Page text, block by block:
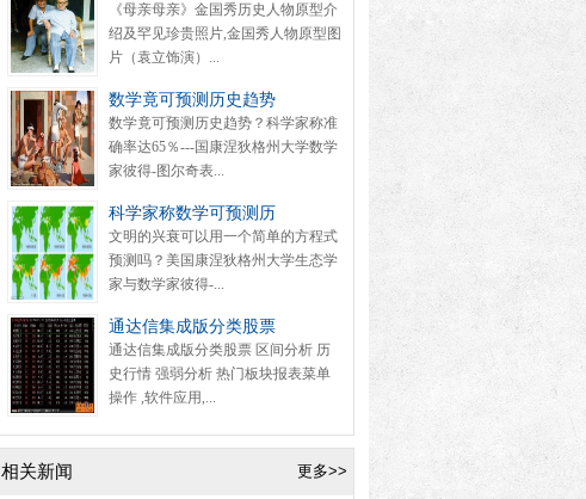
《母亲母亲》金国秀历史人物原型介
绍及罕见珍贵照片,金国秀人物原型图
片（袁立饰演）...
数学竟可预测历史趋势
数学竟可预测历史趋势？科学家称准
确率达65％---国康涅狄格州大学数学
家彼得-图尔奇表...
科学家称数学可预测历
文明的兴衰可以用一个简单的方程式
预测吗？美国康涅狄格州大学生态学
家与数学家彼得-...
通达信集成版分类股票
通达信集成版分类股票 区间分析 历
史行情 强弱分析 热门板块报表菜单
操作 ,软件应用,...
更多>>
相关新闻